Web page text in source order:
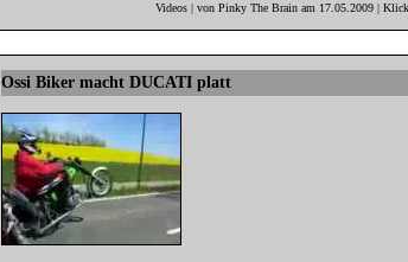
Videos | von Pinky The Brain am 17.05.2009 |
Ossi Biker macht DUCATI platt